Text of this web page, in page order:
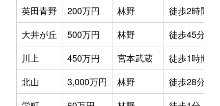
鷺巣
10万円 美作江見
徒歩1時間45分
笹岡
100万円 宮本武蔵
徒歩45分
豊国原
210万円 林野
徒歩28分
中山
120万円 林野
徒歩45分
英田青野
200万円 林野
徒歩2時間
大井が丘
500万円 林野
徒歩45分
川上
450万円 宮本武蔵
徒歩1時間
北山
3,000万円 林野
徒歩28分